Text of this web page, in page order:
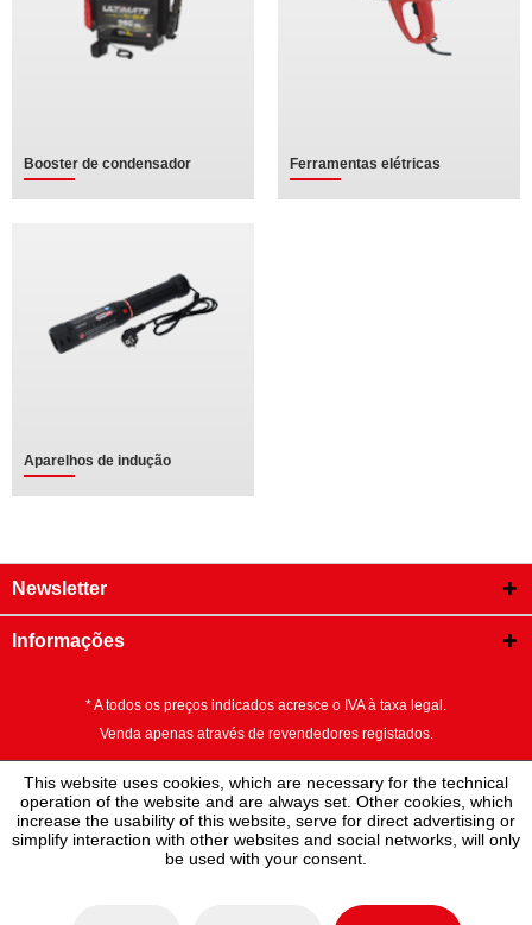
Booster de condensador Ferramentas elétricas
Aparelhos de indução
Newsletter
Informações
* A todos os preços indicados acresce o IVA à taxa legal.
Venda apenas através de revendedores registados.
This website uses cookies, which are necessary for the technical
operation of the website and are always set. Other cookies, which
increase the usability of this website, serve for direct advertising or
simplify interaction with other websites and social networks, will only
be used with your consent.